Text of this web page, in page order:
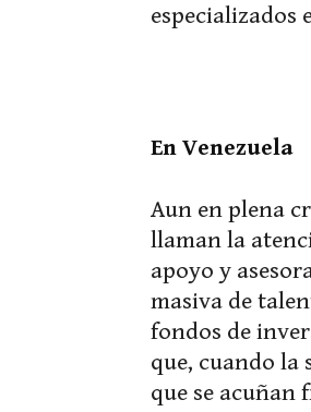
especializados
En Venezuela
Aun en plena
llaman la
apoyo y
masiva de
fondos de
que, cuando la
que se acuñan